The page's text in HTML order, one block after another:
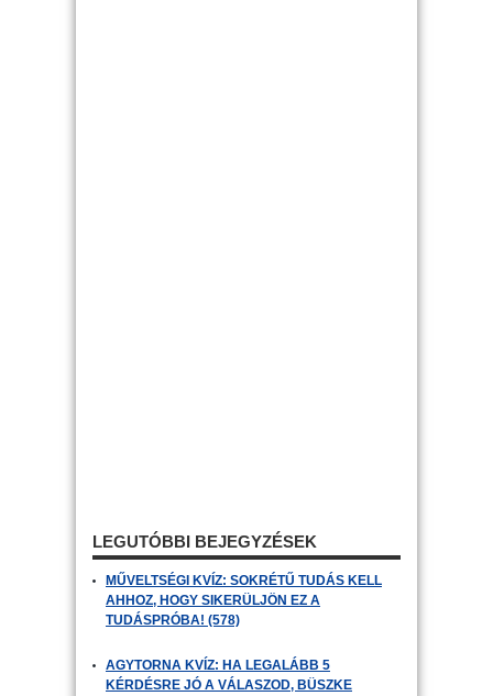
LEGUTÓBBI BEJEGYZÉSEK
MŰVELTSÉGI KVÍZ: SOKRÉTŰ TUDÁS KELL
AHHOZ, HOGY SIKERÜLJÖN EZ A
TUDÁSPRÓBA! (578)
AGYTORNA KVÍZ: HA LEGALÁBB 5
KÉRDÉSRE JÓ A VÁLASZOD, BÜSZKE